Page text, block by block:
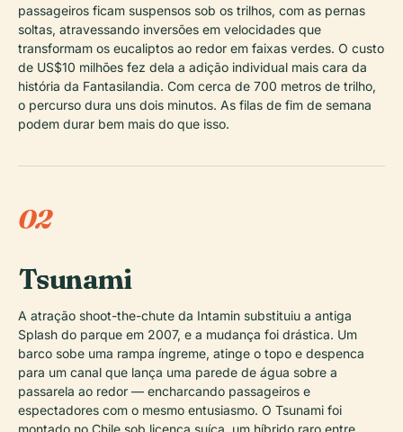
passageiros ficam suspensos sob os trilhos, com as pernas
soltas, atravessando inversões em velocidades que
transformam os eucaliptos ao redor em faixas verdes. O custo
de US$10 milhões fez dela a adição individual mais cara da
história da Fantasilandia. Com cerca de 700 metros de trilho,
o percurso dura uns dois minutos. As filas de fim de semana
podem durar bem mais do que isso.
02
Tsunami
A atração shoot-the-chute da Intamin substituiu a antiga
Splash do parque em 2007, e a mudança foi drástica. Um
barco sobe uma rampa íngreme, atinge o topo e despenca
para um canal que lança uma parede de água sobre a
passarela ao redor — encharcando passageiros e
espectadores com o mesmo entusiasmo. O Tsunami foi
montado no Chile sob licença suíça, um híbrido raro entre